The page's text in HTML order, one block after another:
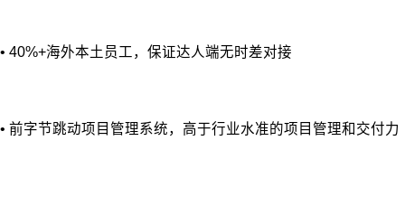
• 40%+海外本土员工，保证达人端无时差对接
• 前字节跳动项目管理系统，高于行业水准的项目管理和交付力